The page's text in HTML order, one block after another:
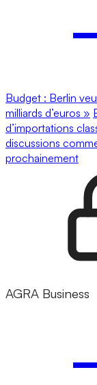
Budget : Berlin
milliards d’euros »
d’importations
discussions
prochainement
AGRA Business